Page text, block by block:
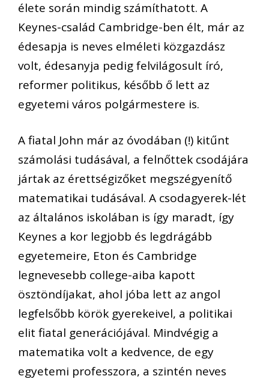
élete során mindig számíthatott. A
Keynes-család Cambridge-ben élt, már az
édesapja is neves elméleti közgazdász
volt, édesanyja pedigfelvilágosult író,
reformer politikus, később ő lett az
egyetemi város polgármestere is.
A fiatal John már az óvodában (!) kitűnt
számolási tudásával, a felnőttek csodájára
jártak az érettségizőket megszégyenítő
matematikai tudásával. A csodagyerek-lét
az általános iskolában is így maradt, így
Keynes a kor legjobb és legdrágább
egyetemeire, Eton és Cambridge
legnevesebb college-aiba kapott
ösztöndíjakat, ahol jóba lett az angol
legfelsőbb körök gyerekeivel, a politikai
elit fiatal generációjával. Mindvégig a
matematika volt a kedvence, de egy
egyetemi professzora, a szintén neves